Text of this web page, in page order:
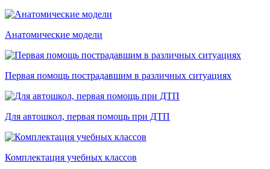
Анатомические модели
Первая помощь пострадавшим в различных ситуациях
Для автошкол, первая помощь при ДТП
Комплектация учебных классов